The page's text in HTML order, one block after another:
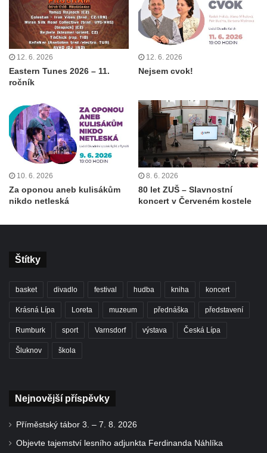
12. 6. 2026
Eastern Tunes 2026 – 11.
ročník
12. 6. 2026
Nejsem cvok!
10. 6. 2026
Za oponou aneb kulisákům
nikdo netleská
8. 6. 2026
80 let ZUŠ – Slavnostní
koncert v Červeném kostele
Štítky
basket divadlo festival hudba kniha koncert
Krásná Lípa Loreta muzeum přednáška představení
Rumburk sport Varnsdorf výstava Česká Lípa
Šluknov škola
Nejnovější příspěvky
Příměstský tábor 3. – 7. 8. 2026
Objevte tajemství lesního adjunkta Ferdinanda Náhlíka